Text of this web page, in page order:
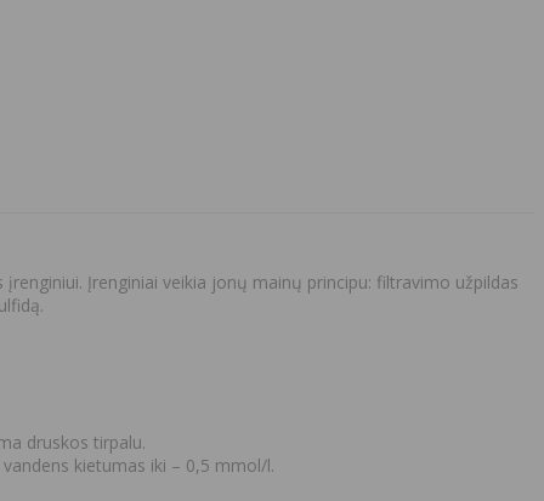
Įrenginiai veikia jonų mainų principu: filtravimo užpildas
.
druskos tirpalu.
kietumas iki – 0,5 mmol/l.